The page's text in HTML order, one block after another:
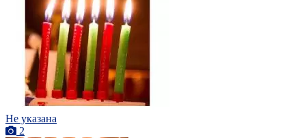
Не указана
2